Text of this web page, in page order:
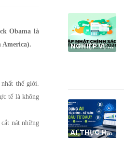
Obama là
America).
thế giới.
tế là không
nát những
NGHIỆP VỤ KẾ TOÁN & THUẾ
AI THỰC HÀNH